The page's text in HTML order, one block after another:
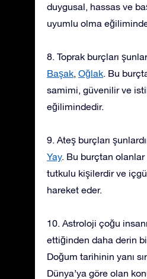
duygusal, hassas ve
uyumlu olma
8. Toprak burçları
Başak, Oğlak. Bu
samimi, güvenilir ve
eğilimindedir.
9. Ateş burçları
Yay. Bu burçtan
tutkulu kişilerdir ve
hareket eder.
10. Astroloji çoğu
ettiğinden daha derin
Doğum tarihinin yanı
Dünya’ya göre olan